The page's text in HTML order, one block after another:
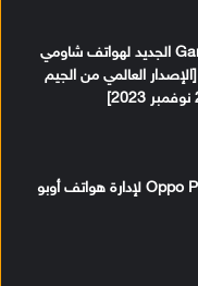
تحميل Game Turbo 5.0 الجديد لهواتف شاومي
العالمي من الجيم
تحميل برنامج Oppo PC Suite لإدارة هواتف أوبو